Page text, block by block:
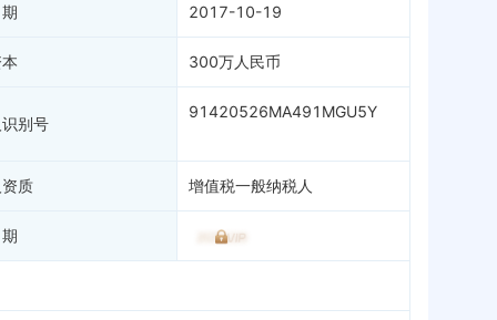
2017-10-19
300万人民币
别号
91420526MA491MGU5Y
质 增值税一般纳税人